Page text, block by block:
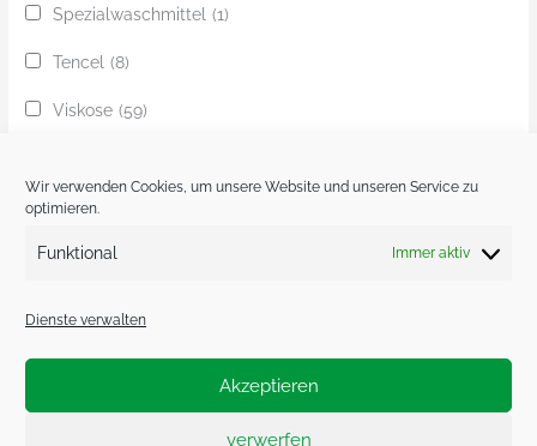
Wir verwenden Cookies, um unsere Website und unseren Service zu
optimieren.
Funktional Immer aktiv
Dienste verwalten
Akzeptieren
verwerfen
Spezialwaschmittel (1)
Tencel (8)
Viskose (59)
Ziege
Zobel (1)